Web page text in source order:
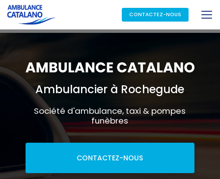
Aller
au
contenu
principal
CONTACTEZ-NOUS
Ambulancier à Rochegude
Société d'ambulance, taxi & pompes
funèbres
CONTACTEZ-NOUS